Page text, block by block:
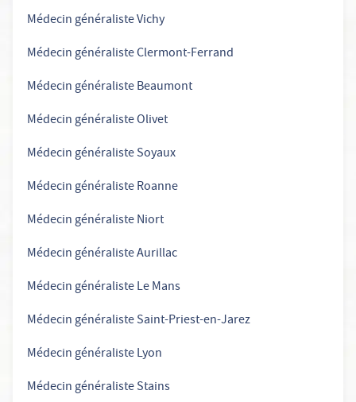
Médecin généraliste Vichy
Médecin généraliste Clermont-Ferrand
Médecin généraliste Beaumont
Médecin généraliste Olivet
Médecin généraliste Soyaux
Médecin généraliste Roanne
Médecin généraliste Niort
Médecin généraliste Aurillac
Médecin généraliste Le Mans
Médecin généraliste Saint-Priest-en-Jarez
Médecin généraliste Lyon
Médecin généraliste Stains